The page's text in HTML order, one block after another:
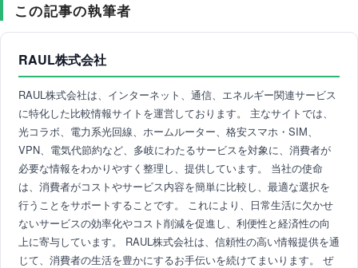
この記事の執筆者
RAUL株式会社
RAUL株式会社は、インターネット、通信、エネルギー関連サービス
に特化した比較情報サイトを運営しております。 主なサイトでは、
光コラボ、電力系光回線、ホームルーター、格安スマホ・SIM、
VPN、電気代節約など、多岐にわたるサービスを対象に、消費者が
必要な情報をわかりやすく整理し、提供しています。 当社の使命
は、消費者がコストやサービス内容を簡単に比較し、最適な選択を
行うことをサポートすることです。 これにより、日常生活に欠かせ
ないサービスの効率化やコスト削減を促進し、利便性と経済性の向
上に寄与しています。 RAUL株式会社は、信頼性の高い情報提供を通
じて、消費者の生活を豊かにするお手伝いを続けてまいります。 ぜ